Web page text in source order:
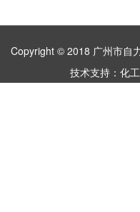
Copyright © 2018 广州市
技术支持： 化